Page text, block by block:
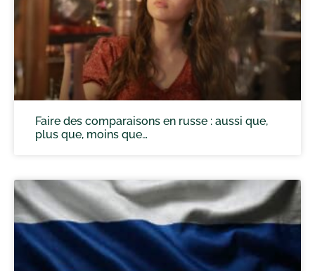
Faire des comparaisons en russe : aussi que,
plus que, moins que…